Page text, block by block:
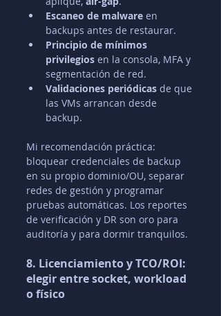
Escaneo de malware en
backups antes de restaurar.
Principio de mínimos
privilegios en la consola, MFA y
segmentación de red.
Validaciones periódicas de que
las VMs arrancan desde
backup.
Mi recomendación práctica:
bloquear credenciales de backup
en su propio dominio/OU, separar
redes de gestión y programar
pruebas automáticas. Los reportes
de verificación y DR son oro para
auditoría y para dormir tranquilos.
8. Licenciamiento y TCO/ROI:
elegir entre socket, workload
o físico